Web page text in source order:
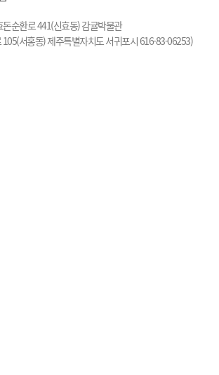
순환로 441(신효동) 감귤박물관
서홍동) 제주특별자치도 서귀포시 616-83-06253)